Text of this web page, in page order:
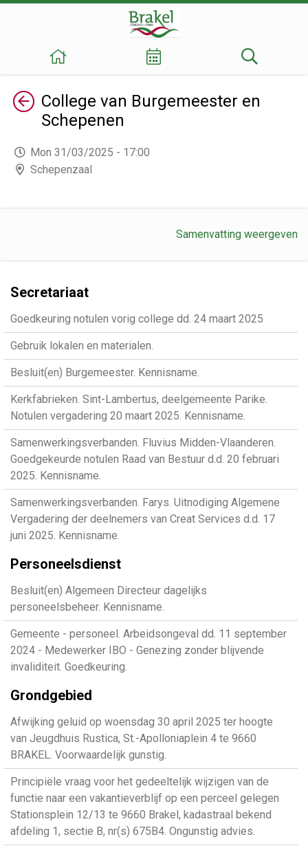
TerugCollege van Burgemeester en
Schepenen
Mon 31/03/2025 - 17:00
Schepenzaal
Samenvatting weergeven
Secretariaat
Goedkeuring notulen vorig college dd. 24 maart 2025
Gebruik lokalen en materialen.
Besluit(en) Burgemeester. Kennisname.
Kerkfabrieken. Sint-Lambertus, deelgemeente Parike.
Notulen vergadering 20 maart 2025. Kennisname.
Samenwerkingsverbanden. Fluvius Midden-Vlaanderen.
Goedgekeurde notulen Raad van Bestuur d.d. 20 februari
2025. Kennisname.
Samenwerkingsverbanden. Farys. Uitnodiging Algemene
Vergadering der deelnemers van Creat Services d.d. 17
juni 2025. Kennisname.
Personeelsdienst
Besluit(en) Algemeen Directeur dagelijks
personeelsbeheer. Kennisname.
Gemeente - personeel. Arbeidsongeval dd. 11 september
2024 - Medewerker IBO - Genezing zonder blijvende
invaliditeit. Goedkeuring.
Grondgebied
Afwijking geluid op woensdag 30 april 2025 ter hoogte
van Jeugdhuis Rustica, St.-Apolloniaplein 4 te 9660
BRAKEL. Voorwaardelijk gunstig.
Principiële vraag voor het gedeeltelijk wijzigen van de
functie naar een vakantieverblijf op een perceel gelegen
Stationsplein 12/13 te 9660 Brakel, kadastraal bekend
afdeling 1, sectie B, nr(s) 675B4. Ongunstig advies.